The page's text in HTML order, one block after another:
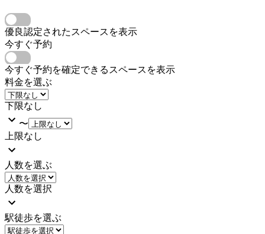
優良認定されたスペースを表示
今すぐ予約
今すぐ予約を確定できるスペースを表示
料金を選ぶ
下限なし
〜
上限なし
人数を選ぶ
人数を選択
駅徒歩を選ぶ